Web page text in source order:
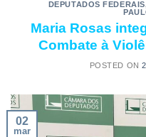
DEPUTADOS FEDERAIS
Maria Rosas
Combate à
POSTED ON
02
mar